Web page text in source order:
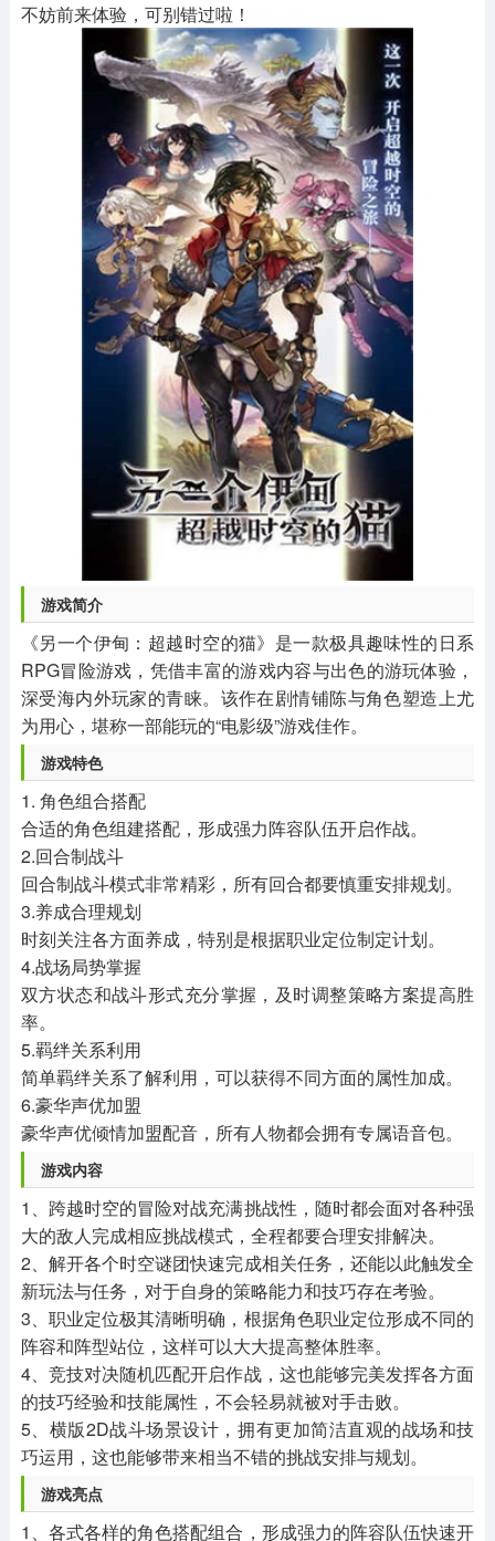
不妨前来体验，可别错过啦！
游戏简介
《另一个伊甸：超越时空的猫》是一款极具趣味性的日系
RPG冒险游戏，凭借丰富的游戏内容与出色的游玩体验，
深受海内外玩家的青睐。该作在剧情铺陈与角色塑造上尤
为用心，堪称一部能玩的“电影级”游戏佳作。
游戏特色
1. 角色组合搭配
合适的角色组建搭配，形成强力阵容队伍开启作战。
2.回合制战斗
回合制战斗模式非常精彩，所有回合都要慎重安排规划。
3.养成合理规划
时刻关注各方面养成，特别是根据职业定位制定计划。
4.战场局势掌握
双方状态和战斗形式充分掌握，及时调整策略方案提高胜
率。
5.羁绊关系利用
简单羁绊关系了解利用，可以获得不同方面的属性加成。
6.豪华声优加盟
豪华声优倾情加盟配音，所有人物都会拥有专属语音包。
游戏内容
1、跨越时空的冒险对战充满挑战性，随时都会面对各种强
大的敌人完成相应挑战模式，全程都要合理安排解决。
2、解开各个时空谜团快速完成相关任务，还能以此触发全
新玩法与任务，对于自身的策略能力和技巧存在考验。
3、职业定位极其清晰明确，根据角色职业定位形成不同的
阵容和阵型站位，这样可以大大提高整体胜率。
4、竞技对决随机匹配开启作战，这也能够完美发挥各方面
的技巧经验和技能属性，不会轻易就被对手击败。
5、横版2D战斗场景设计，拥有更加简洁直观的战场和技
巧运用，这也能够带来相当不错的挑战安排与规划。
游戏亮点
1、各式各样的角色搭配组合，形成强力的阵容队伍快速开